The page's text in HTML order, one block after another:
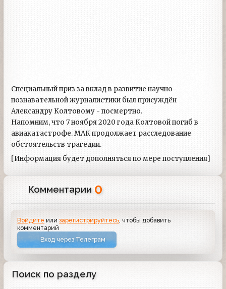
Специальный приз за вклад в развитие научно-
познавательной журналистики был присуждён
Александру Колтовому - посмертно.
Напомним, что 7 ноября 2020 года Колтовой погиб в
авиакатастрофе. МАК продолжает расследование
обстоятельств трагедии.
[Информация будет дополняться по мере поступления]
Комментарии 0
Войдите илизарегистрируйтесь, чтобы добавить
комментарий
Вход через Телеграм
Поиск по разделу